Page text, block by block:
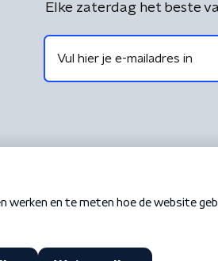
Elke zaterdag het beste